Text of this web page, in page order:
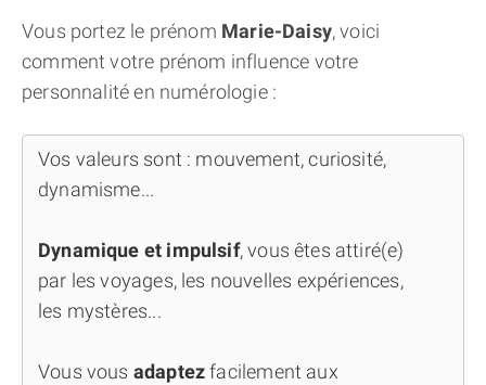
Vous portez le prénom Marie-Daisy, voici
comment votre prénom influence votre
personnalité en numérologie :
Vos valeurs sont : mouvement, curiosité,
dynamisme...
Dynamique et impulsif, vous êtes attiré(e)
par les voyages, les nouvelles expériences,
les mystères...
Vous vous adaptezfacilement aux